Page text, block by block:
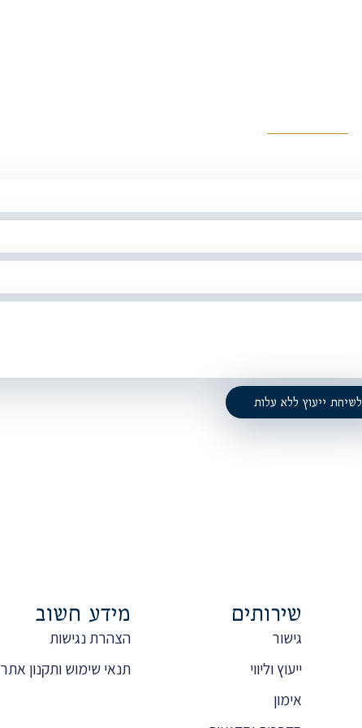
לשיחת ייעוץ ללא עלות
שירותים
גישור
ייעוץ וליווי
אימון
מידע חשוב
הצהרת נגישות
תנאי שימוש ותקנון אתר